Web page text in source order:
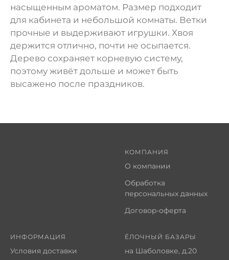
насыщенным ароматом. Размер подходит
для кабинета и небольшой комнаты. Ветки
прочные и выдерживают игрушки. Хвоя
держится отлично, почти не осыпается.
Дерево сохраняет корневую систему,
поэтому живёт дольше и может быть
высажено после праздников.
КОМПАНИЯ
О компании
Обработка
персональных данных
Договор-оферта
ИНФОРМАЦИЯ
Условия доставки
ЁЛОЧНЫЙ БАЗАРЫ
на Шаболовке, д.20